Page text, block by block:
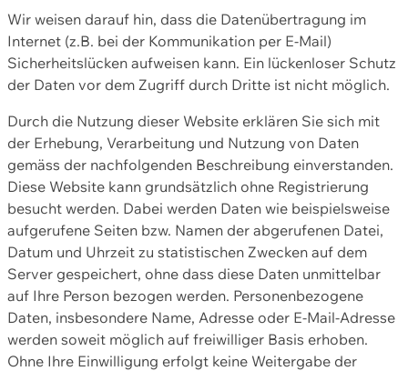
Wir weisen darauf hin, dass die Datenübertragung im
Internet (z.B. bei der Kommunikation per E-Mail)
Sicherheitslücken aufweisen kann. Ein lückenloser Schutz
der Daten vor dem Zugriff durch Dritte ist nicht möglich.
Durch die Nutzung dieser Website erklären Sie sich mit
der Erhebung, Verarbeitung und Nutzung von Daten
gemäss der nachfolgenden Beschreibung einverstanden.
Diese Website kann grundsätzlich ohne Registrierung
besucht werden. Dabei werden Daten wie beispielsweise
aufgerufene Seiten bzw. Namen der abgerufenen Datei,
Datum und Uhrzeit zu statistischen Zwecken auf dem
Server gespeichert, ohne dass diese Daten unmittelbar
auf Ihre Person bezogen werden. Personenbezogene
Daten, insbesondere Name, Adresse oder E-Mail-Adresse
werden soweit möglich auf freiwilliger Basis erhoben.
Ohne Ihre Einwilligung erfolgt keine Weitergabe der